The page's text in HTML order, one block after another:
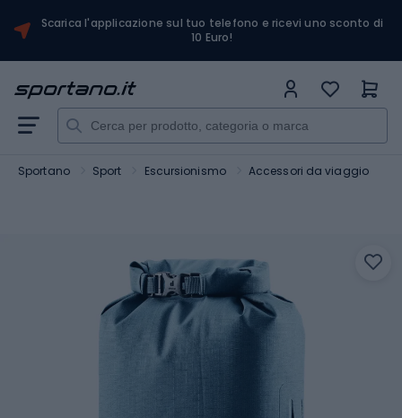
Scarica l'applicazione sul tuo telefono e ricevi uno sconto di
10 Euro!
Sportano Sport Escursionismo Accessori da viaggio